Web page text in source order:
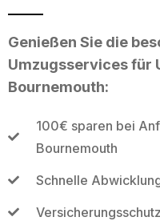
Genießen Sie die
Umzugsservices für
Bournemouth:
100€ sparen bei
Bournemouth
Schnelle